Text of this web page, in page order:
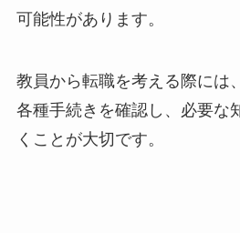
可能性があります。
教員から転職を考える際には
各種手続きを確認し、必要な
くことが大切です。